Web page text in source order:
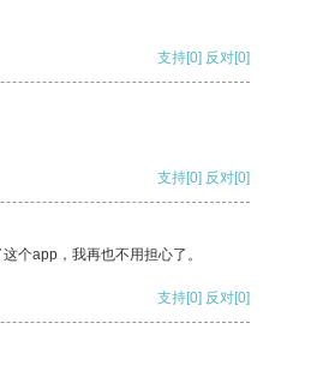
支持[0] 反对[0]
支持[0] 反对[0]
个app，我再也不用担心了。
支持[0] 反对[0]